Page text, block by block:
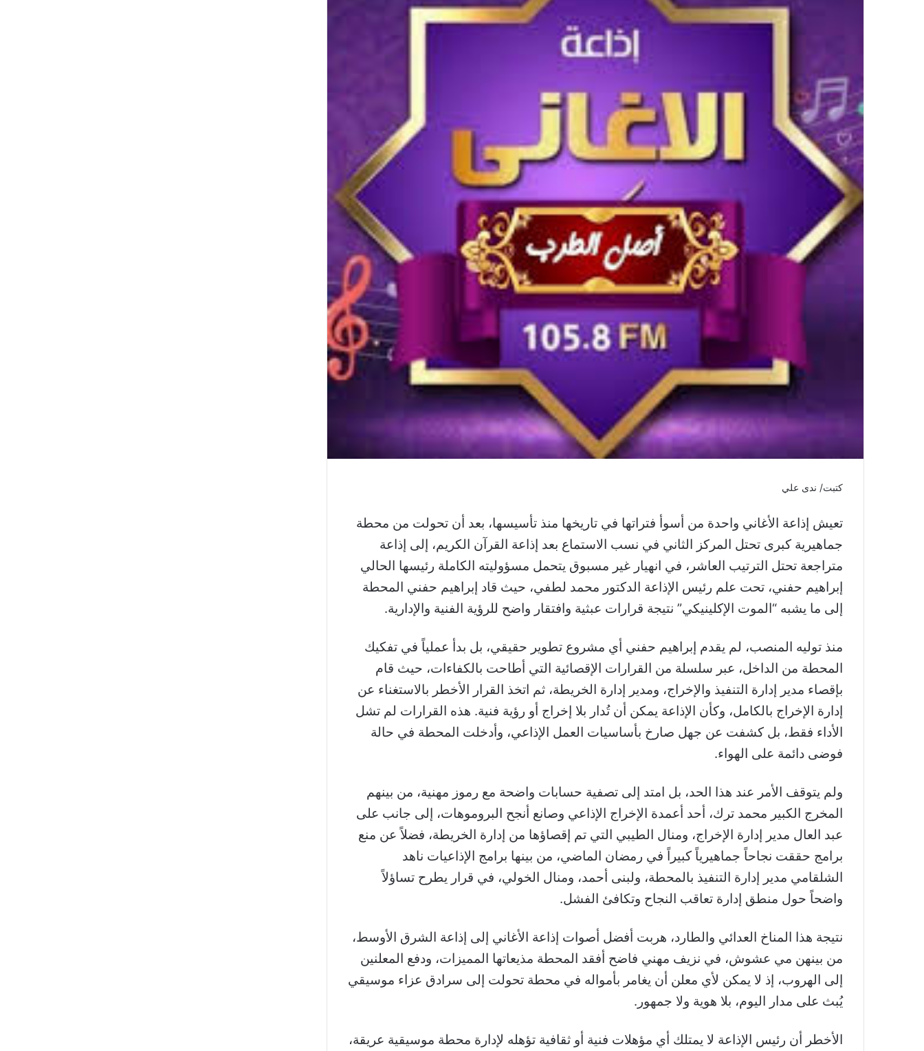
كتبت/ ندى علي
تعيش إذاعة الأغاني واحدة من أسوأ فتراتها في تاريخها منذ تأسيسها، بعد أن تحولت من محطة
جماهيرية كبرى تحتل المركز الثاني في نسب الاستماع بعد إذاعة القرآن الكريم، إلى إذاعة
متراجعة تحتل الترتيب العاشر، في انهيار غير مسبوق يتحمل مسؤوليته الكاملة رئيسها الحالي
إبراهيم حفني، تحت علم رئيس الإذاعة الدكتور محمد لطفي، حيث قاد إبراهيم حفني المحطة
إلى ما يشبه “الموت الإكلينيكي” نتيجة قرارات عبثية وافتقار واضح للرؤية الفنية والإدارية.
منذ توليه المنصب، لم يقدم إبراهيم حفني أي مشروع تطوير حقيقي، بل بدأ عملياً في تفكيك
المحطة من الداخل، عبر سلسلة من القرارات الإقصائية التي أطاحت بالكفاءات، حيث قام
بإقصاء مدير إدارة التنفيذ والإخراج، ومدير إدارة الخريطة، ثم اتخذ القرار الأخطر بالاستغناء عن
إدارة الإخراج بالكامل، وكأن الإذاعة يمكن أن تُدار بلا إخراج أو رؤية فنية. هذه القرارات لم تشل
الأداء فقط، بل كشفت عن جهل صارخ بأساسيات العمل الإذاعي، وأدخلت المحطة في حالة
فوضى دائمة على الهواء.
ولم يتوقف الأمر عند هذا الحد، بل امتد إلى تصفية حسابات واضحة مع رموز مهنية، من بينهم
المخرج الكبير محمد ترك، أحد أعمدة الإخراج الإذاعي وصانع أنجح البروموهات، إلى جانب على
عبد العال مدير إدارة الإخراج، ومنال الطيبي التي تم إقصاؤها من إدارة الخريطة، فضلاً عن منع
برامج حققت نجاحاً جماهيرياً كبيراً في رمضان الماضي، من بينها برامج الإذاعيات ناهد
الشلقامي مدير إدارة التنفيذ بالمحطة، ولبنى أحمد، ومنال الخولي، في قرار يطرح تساؤلاً
واضحاً حول منطق إدارة تعاقب النجاح وتكافئ الفشل.
نتيجة هذا المناخ العدائي والطارد، هربت أفضل أصوات إذاعة الأغاني إلى إذاعة الشرق الأوسط،
من بينهن مي عشوش، في نزيف مهني فاضح أفقد المحطة مذيعاتها المميزات، ودفع المعلنين
إلى الهروب، إذ لا يمكن لأي معلن أن يغامر بأمواله في محطة تحولت إلى سرادق عزاء موسيقي
يُبث على مدار اليوم، بلا هوية ولا جمهور.
الأخطر أن رئيس الإذاعة لا يمتلك أي مؤهلات فنية أو ثقافية تؤهله لإدارة محطة موسيقية عريقة،